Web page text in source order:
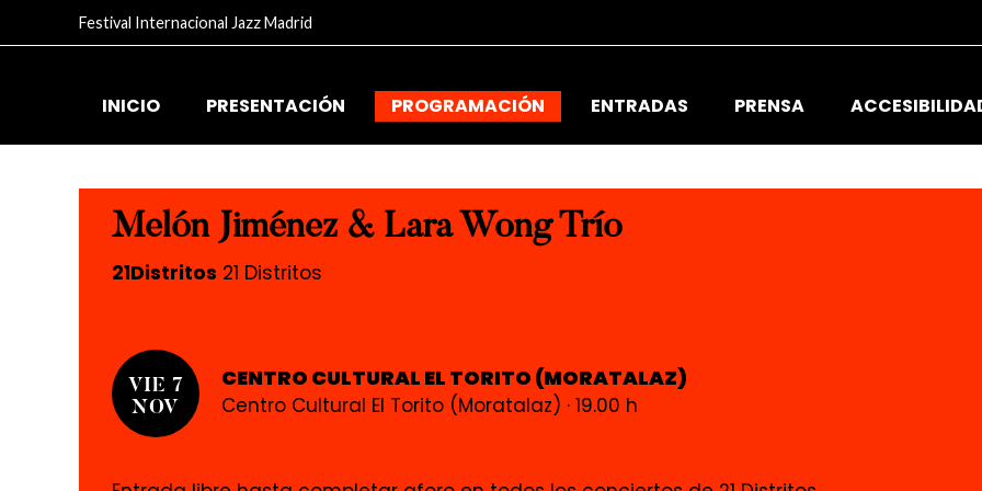
Festival Internacional Jazz Madrid
INICIO PRESENTACIÓN PROGRAMACIÓN ENTRADAS PRENSA
Melón Jiménez & Lara Wong Trío
21Distritos 21 Distritos
VIE 7
NOV
CENTRO CULTURAL EL TORITO (MORATALAZ)
Centro Cultural El Torito (Moratalaz) · 19.00 h